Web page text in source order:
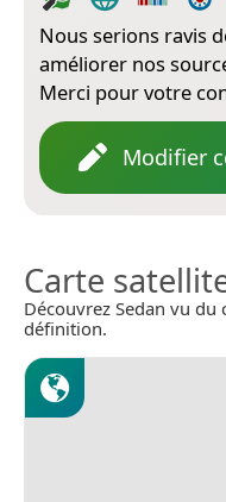
Nous serions ravis
améliorer nos
Merci pour votre
Modifier
Carte
Découvrez Sedan vu
définition.